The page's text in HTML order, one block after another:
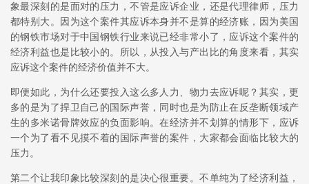
象最深刻的是面对的压力，不管是应诉企业，还是代理律师，压力
都特别大。因为这个案件其应诉本身并不是算的经济账，因为美国
的钢铁市场对于中国钢铁行业来说已经非常小了，应诉这个案件的
经济利益也是比较小的。所以，从投入与产出比的角度来看，其实
应诉这个案件的经济价值并不大。
即便如此，为什么还要投入这么多人力、物力去应诉呢？其实，更
多的是为了捍卫自己的国际声誉，同时也是为防止在反垄断领域产
生的多米诺骨牌效应的负面影响。在经济并不划算的情形下，应诉
一个为了看不见摸不着的国际声誉的案件，大家都会面临比较大的
压力。
第二个让我印象比较深刻的是决心很重要。不单纯为了经济利益，